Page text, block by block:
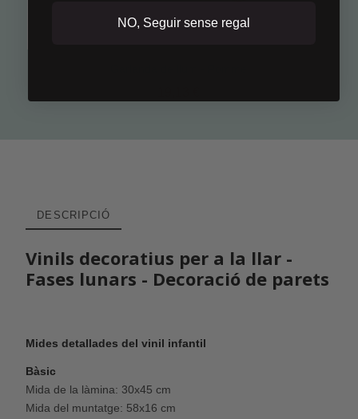
DESCRIPCIÓ
Vinils decoratius per a la llar -
Fases lunars - Decoració de parets
Mides detallades del vinil infantil
Bàsic
Mida de la làmina: 30x45 cm
Mida del muntatge: 58x16 cm
NO, Seguir sense regal